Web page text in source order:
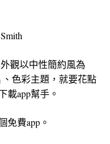
觀以中性簡約風為
色彩主題，就要花點
載app幫手。
免費app。